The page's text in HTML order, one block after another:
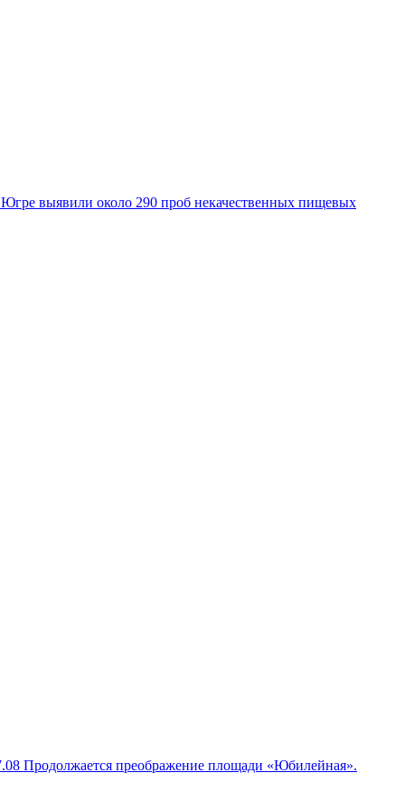
выявили около 290 проб некачественных пищевых
Продолжается преображение площади «Юбилейная».